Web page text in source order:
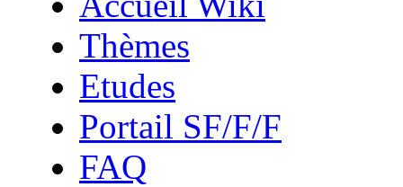
Thèmes
Etudes
Portail SF/F/F
FAQ